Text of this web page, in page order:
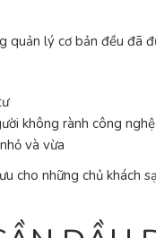
quản lý cơ bản đều đã
không rành công nghệ
và vừa
cho những chủ khách